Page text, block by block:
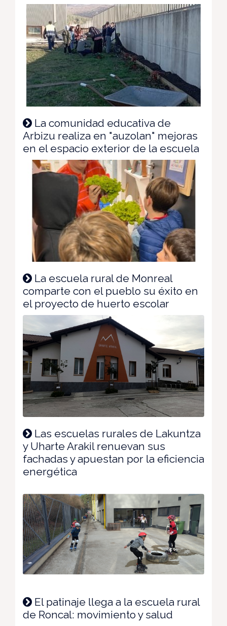
La comunidad educativa de
Arbizu realiza en "auzolan" mejoras
en el espacio exterior de la escuela
La escuela rural de Monreal
comparte con el pueblo su éxito en
el proyecto de huerto escolar
Las escuelas rurales de Lakuntza
y Uharte Arakil renuevan sus
fachadas y apuestan por la eficiencia
energética
El patinaje llega a la escuela rural
de Roncal: movimiento y salud